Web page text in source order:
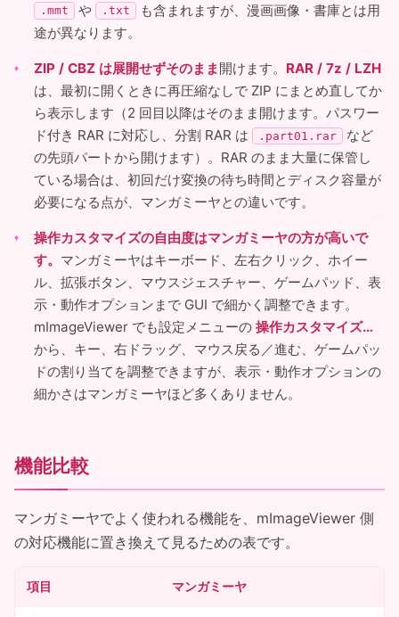
.mmt や .txt
も含まれますが、漫画画像・書庫とは用
途が異なります。
ZIP / CBZ は展開せずそのまま開けます。 RAR / 7z / LZH
は、最初に開くときに再圧縮なしで ZIP にまとめ直してか
ら表示します（2 回目以降はそのまま開けます。パスワー
ド付き RAR に対応し、分割 RAR は
.part01.rar
など
の先頭パートから開けます）。RAR のまま大量に保管し
ている場合は、初回だけ変換の待ち時間とディスク容量が
必要になる点が、マンガミーヤとの違いです。
操作カスタマイズの自由度はマンガミーヤの方が高いで
す。 マンガミーヤはキーボード、左右クリック、ホイー
ル、拡張ボタン、マウスジェスチャー、ゲームパッド、表
示・動作オプションまで GUI で細かく調整できます。
mImageViewer でも設定メニューの操作カスタマイズ…
から、キー、右ドラッグ、マウス戻る／進む、ゲームパッ
ドの割り当てを調整できますが、表示・動作オプションの
細かさはマンガミーヤほど多くありません。
機能比較
マンガミーヤでよく使われる機能を、mImageViewer 側
の対応機能に置き換えて見るための表です。
項目 マンガミーヤ